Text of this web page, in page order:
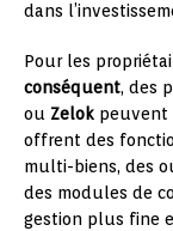
dans
Pour les
conséquent, des
ou Zelok peuvent
offrent des
multi-biens, des
des modules de
gestion plus fine